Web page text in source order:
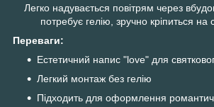
Легко надувається повітрям через
потребує гелію, зручно кріпиться на
Переваги:
Естетичний напис "love" для
Легкий монтаж без гелію
Підходить для оформлення